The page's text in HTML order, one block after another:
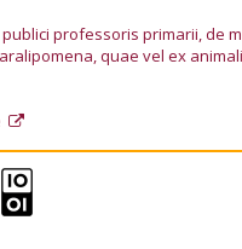
professoris primarii, de
quae vel ex